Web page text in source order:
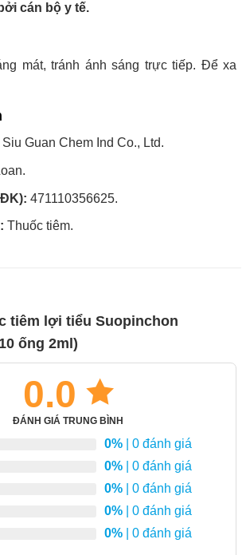
cán bộ y tế.
mát, tránh ánh sáng trực tiếp. Để xa
Siu Guan Chem Ind Co., Ltd.
471110356625.
Thuốc tiêm.
tiêm lợi tiểu Suopinchon
ống 2ml)
0.0
ĐÁNH GIÁ TRUNG BÌNH
0% | 0 đánh giá
0% | 0 đánh giá
0% | 0 đánh giá
0% | 0 đánh giá
0% | 0 đánh giá